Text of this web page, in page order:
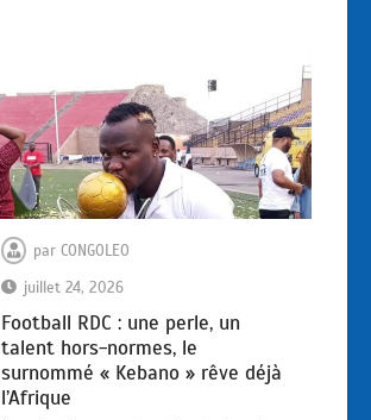
par CONGOLEO
juillet 24, 2026
Football RDC : une perle, un
talent hors-normes, le
surnommé « Kebano » rêve déjà
l’Afrique